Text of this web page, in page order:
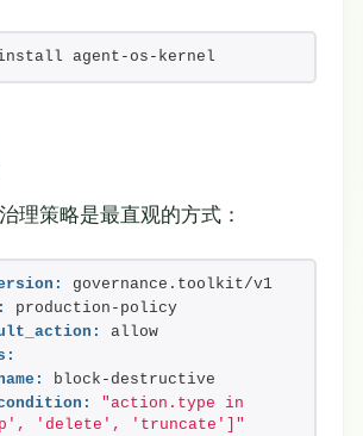
agent-os-kernel
理策略是最直观的方式：
governance.toolkit/v1
production-policy
allow
block-destructive
"action.type in
'delete', 'truncate']"